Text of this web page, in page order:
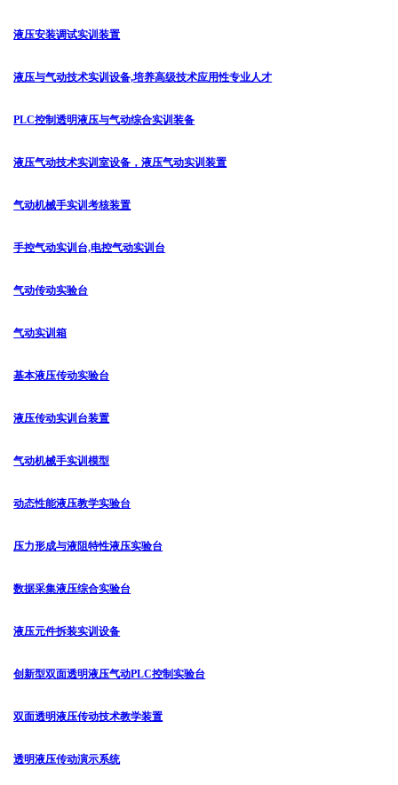
液压安装调试实训装置
液压与气动技术实训设备,培养高级技术应用性专业人才
PLC控制透明液压与气动综合实训装备
液压气动技术实训室设备，液压气动实训装置
气动机械手实训考核装置
手控气动实训台,电控气动实训台
气动传动实验台
气动实训箱
基本液压传动实验台
液压传动实训台装置
气动机械手实训模型
动态性能液压教学实验台
压力形成与液阻特性液压实验台
数据采集液压综合实验台
液压元件拆装实训设备
创新型双面透明液压气动PLC控制实验台
双面透明液压传动技术教学装置
透明液压传动演示系统